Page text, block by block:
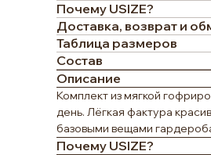
Почему USIZE?
Доставка, возврат и
Таблица размеров
Состав
Описание
Комплект из мягкой
день. Лёгкая фактура
базовыми вещами
Почему USIZE?